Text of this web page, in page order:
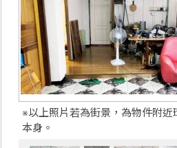
※以上照片若為街景，為物件附近
本身。